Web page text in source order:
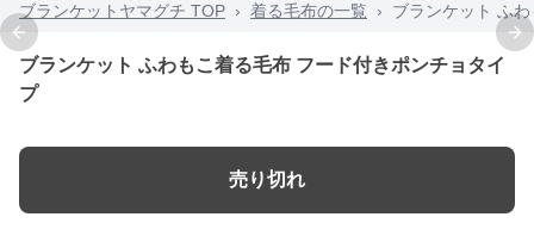
ブランケットヤマグチ TOP › 着る毛布の一覧 ›
ブランケット ふ
Previous slide
ブランケット ふわもこ着る毛布 フード付きポンチョタイ
プ
売り切れ